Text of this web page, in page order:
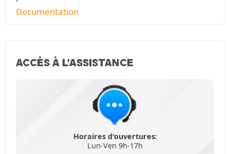
Documentation
ACCÈS À L'ASSISTANCE
Horaires d'ouvertures:
Lun-Ven 9h-17h